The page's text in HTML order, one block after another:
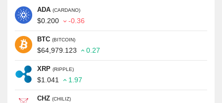
ADA (CARDANO)
$0.200 -0.36
BTC (BITCOIN)
$64,979.123 0.27
XRP (RIPPLE)
$1.041 1.97
CHZ (CHILIZ)